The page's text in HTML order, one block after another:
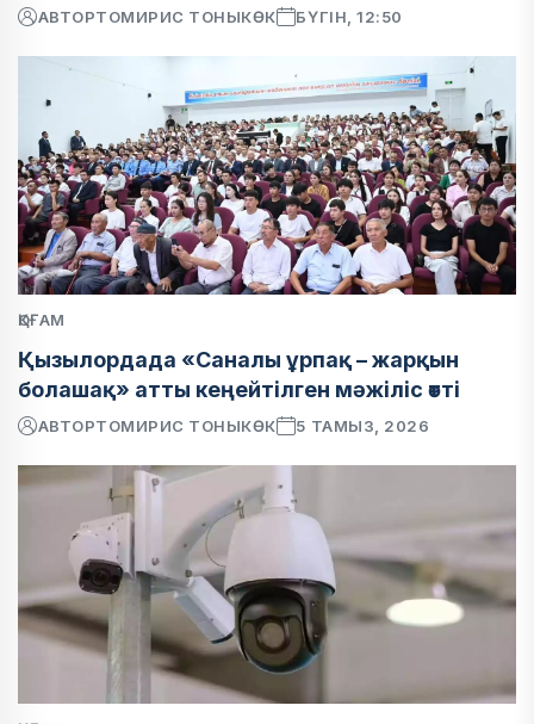
АВТОРТОМИРИС ТОНЫКӨК БҮГІН, 12:50
ҚОҒАМ
Қызылордада «Саналы ұрпақ – жарқын
болашақ» атты кеңейтілген мәжіліс өтті
АВТОРТОМИРИС ТОНЫКӨК 5 ТАМЫЗ, 2026